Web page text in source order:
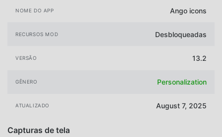
NOME DO APP Ango icons
RECURSOS MOD Desbloqueadas
VERSÃO 13.2
GÊNERO Personalization
ATUALIZADO August 7, 2025
Capturas de tela